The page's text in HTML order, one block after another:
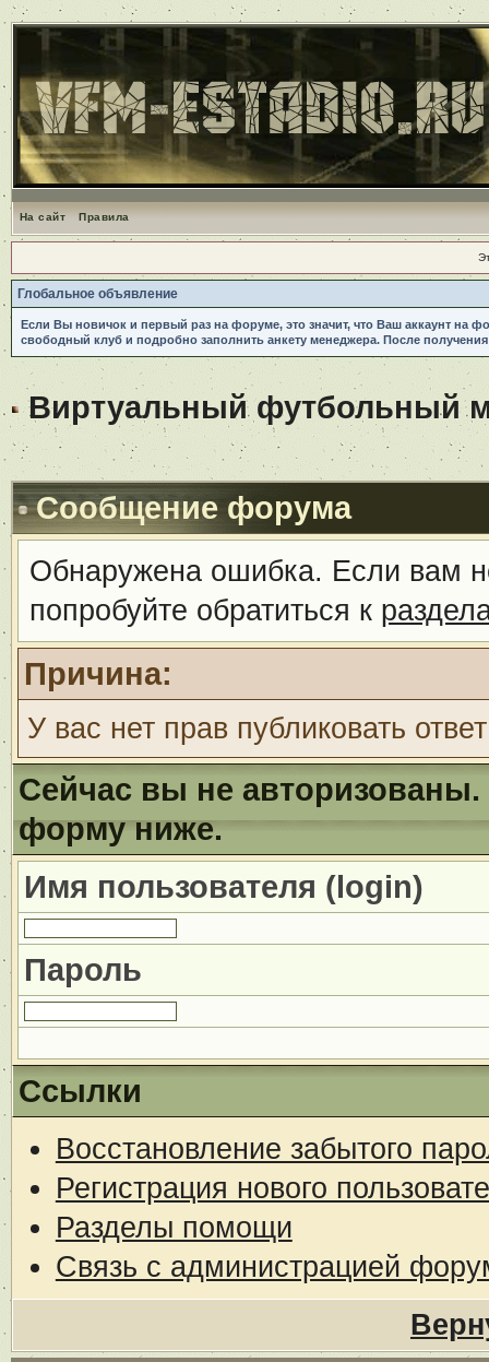
На сайт Правила
Глобальное объявление
Если Вы новичок и первый раз на форуме, это значит, что Ваш аккаунт на
свободный клуб и подробно заполнить анкету менеджера. После
Виртуальный футбольный
Сообщение форума
Обнаружена ошибка. Если вам
попробуйте обратиться к
Причина:
У вас нет прав публиковать
Сейчас вы не авторизованы.
форму ниже.
Имя пользователя (login)
Пароль
Ссылки
Восстановление забытого
Регистрация нового
Разделы помощи
Связь с администрацией